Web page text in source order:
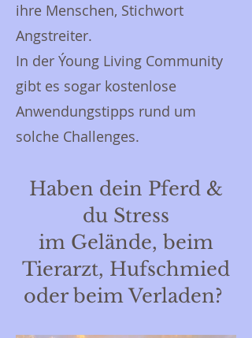
ihre Menschen, Stichwort
Angstreiter.
In der Ýoung Living Community
gibt es sogar kostenlose
Anwendungstipps rund um
solche Challenges.
Haben dein Pferd &
du Stress
im Gelände, beim
Tierarzt, Hufschmied
oder beim Verladen?